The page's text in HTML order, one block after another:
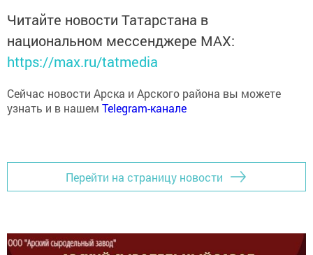
Читайте новости Татарстана в
национальном мессенджере MАХ:
https://max.ru/tatmedia
Сейчас новости Арска и Арского района вы можете
узнать и в нашем Telegram-канале
Перейти на страницу новости